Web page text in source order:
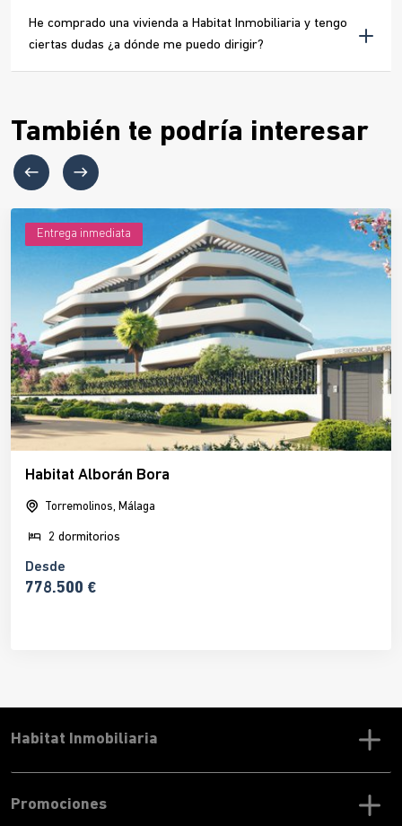
He comprado una vivienda a Habitat Inmobiliaria y tengo
ciertas dudas ¿a dónde me puedo dirigir?
También te podría interesar
Entrega inmediata
Habitat Alborán Bora
Torremolinos, Málaga
2 dormitorios
Desde
778.500 €
Promociones
Habitat Inmobiliaria